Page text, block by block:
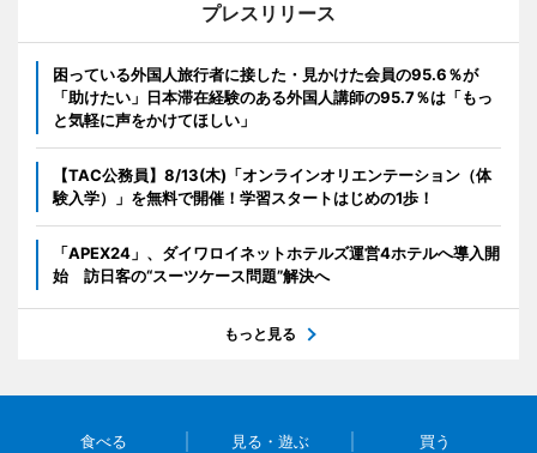
プレスリリース
困っている外国人旅行者に接した・見かけた会員の95.6％が
「助けたい」日本滞在経験のある外国人講師の95.7％は「もっ
と気軽に声をかけてほしい」
【TAC公務員】8/13(木)「オンラインオリエンテーション（体
験入学）」を無料で開催！学習スタートはじめの1歩！
「APEX24」、ダイワロイネットホテルズ運営4ホテルへ導入開
始 訪日客の“スーツケース問題”解決へ
もっと見る
食べる 見る・遊ぶ 買う